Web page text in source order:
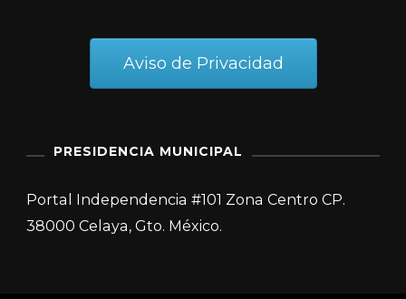
Aviso de Privacidad
PRESIDENCIA MUNICIPAL
Portal Independencia #101 Zona Centro CP.
38000 Celaya, Gto. México.